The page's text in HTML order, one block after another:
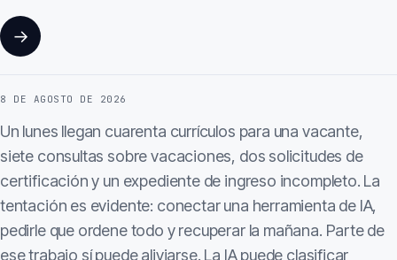
→
8 DE AGOSTO DE 2026
Un lunes llegan cuarenta currículos para una vacante,
siete consultas sobre vacaciones, dos solicitudes de
certificación y un expediente de ingreso incompleto. La
tentación es evidente: conectar una herramienta de IA,
pedirle que ordene todo y recuperar la mañana. Parte de
ese trabajo sí puede aliviarse. La IA puede clasificar